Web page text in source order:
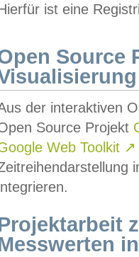
ist eine
Source
der interaktiven
Source Projekt
Web Toolkit ↗